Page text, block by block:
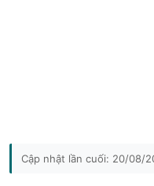
Cập nhật lần cuối: 20/08/